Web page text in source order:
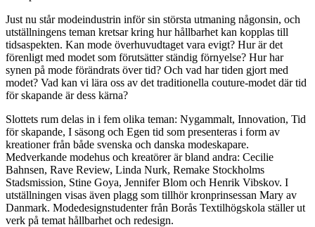
Just nu står modeindustrin inför sin största utmaning någonsin, och
utställningens teman kretsar kring hur hållbarhet kan kopplas till
tidsaspekten. Kan mode överhuvudtaget vara evigt? Hur är det
förenligt med modet som förutsätter ständig förnyelse? Hur har
synen på mode förändrats över tid? Och vad har tiden gjort med
modet? Vad kan vi lära oss av det traditionella couture-modet där tid
för skapande är dess kärna?
Slottets rum delas in i fem olika teman: Nygammalt, Innovation, Tid
för skapande, I säsong och Egen tid som presenteras i form av
kreationer från både svenska och danska modeskapare.
Medverkande modehus och kreatörer är bland andra: Cecilie
Bahnsen, Rave Review, Linda Nurk, Remake Stockholms
Stadsmission, Stine Goya, Jennifer Blom och Henrik Vibskov. I
utställningen visas även plagg som tillhör kronprinsessan Mary av
Danmark. Modedesignstudenter från Borås Textilhögskola ställer ut
verk på temat hållbarhet och redesign.